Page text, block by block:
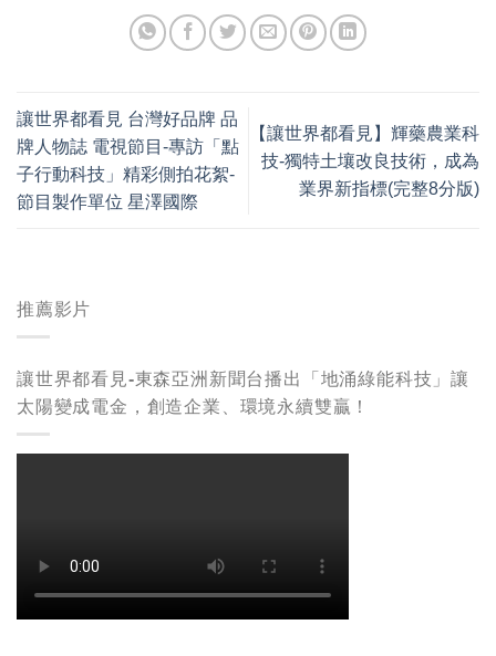
推薦影片
讓世界都看見-東森亞洲新聞台播出「地涌綠能科技」讓
太陽變成電金，創造企業、環境永續雙贏！
讓世界都看見 台灣好品牌 品
牌人物誌 電視節目-專訪「點
子行動科技」精彩側拍花絮-
節目製作單位 星澤國際
【讓世界都看見】輝藥農業科
技-獨特土壤改良技術，成為
業界新指標(完整8分版)